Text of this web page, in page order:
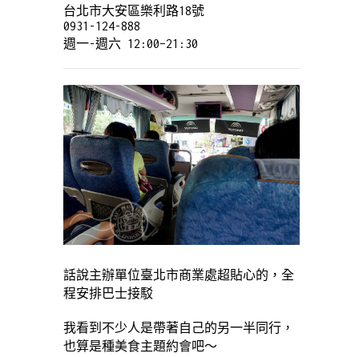
台北市大安區樂利路18號
0931-124-888
週一-週六 12:00–21:30
話說主辦單位臺北市商業處超貼心的，全
程安排巴士接駁
我看到不少人是帶著自己的另一半同行，
也算是種美食主題約會吧～